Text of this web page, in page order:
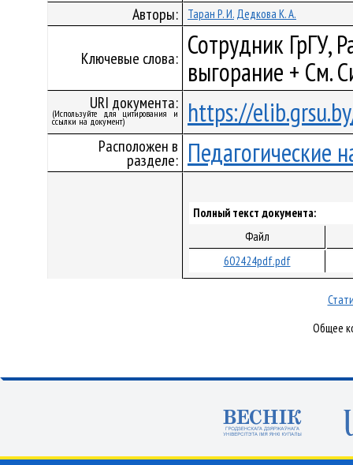
Авторы: Таран Р. И. Дедкова К. А.
Ключевые слова: Сотрудник ГрГУ,
выгорание + См.
URI документа:
(Используйте для цитирования и
ссылки на документ) https://
Расположен в
разделе: Педагогические
Полный текст документа:
Файл
602424pdf.pdf
Общее